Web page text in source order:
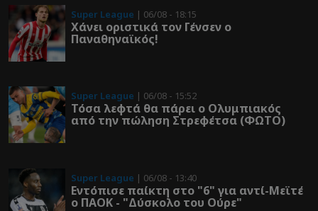
Super League | 06/08 - 18:15
Χάνει οριστικά τον Γένσεν ο
Παναθηναϊκός!
Super League | 06/08 - 15:52
Τόσα λεφτά θα πάρει ο Ολυμπιακός
από την πώληση Στρεφέτσα (ΦΩΤΟ)
Super League | 06/08 - 13:40
Εντόπισε παίκτη στο "6" για αντί-Μεϊτέ
ο ΠΑΟΚ - "Δύσκολο του Ούρε"